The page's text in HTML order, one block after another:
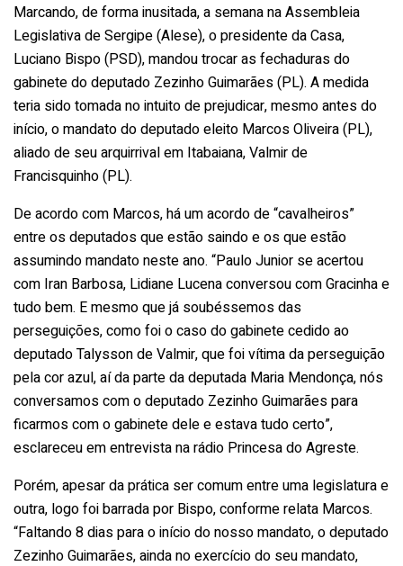
Marcando, de forma inusitada, a semana na Assembleia
Legislativa de Sergipe (Alese), o presidente da Casa,
Luciano Bispo (PSD), mandou trocar as fechaduras do
gabinete do deputado Zezinho Guimarães (PL). A medida
teria sido tomada no intuito de prejudicar, mesmo antes do
início, o mandato do deputado eleito Marcos Oliveira (PL),
aliado de seu arquirrival em Itabaiana, Valmir de
Francisquinho (PL).
De acordo com Marcos, há um acordo de “cavalheiros”
entre os deputados que estão saindo e os que estão
assumindo mandato neste ano. “Paulo Junior se acertou
com Iran Barbosa, Lidiane Lucena conversou com Gracinha e
tudo bem. E mesmo que já soubéssemos das
perseguições, como foi o caso do gabinete cedido ao
deputado Talysson de Valmir, que foi vítima da perseguição
pela cor azul, aí da parte da deputada Maria Mendonça, nós
conversamos com o deputado Zezinho Guimarães para
ficarmos com o gabinete dele e estava tudo certo”,
esclareceu em entrevista na rádio Princesa do Agreste.
Porém, apesar da prática ser comum entre uma legislatura e
outra, logo foi barrada por Bispo, conforme relata Marcos.
“Faltando 8 dias para o início do nosso mandato, o deputado
Zezinho Guimarães, ainda no exercício do seu mandato,